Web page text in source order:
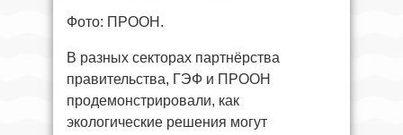
Фото: ПРООН.
В разных секторах партнёрства
правительства, ГЭФ и ПРООН
продемонстрировали, как
экологические решения могут